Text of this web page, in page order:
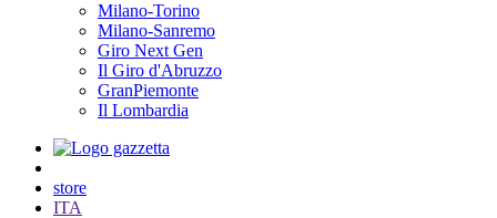
Milano-Torino
Milano-Sanremo
Giro Next Gen
Il Giro d'Abruzzo
GranPiemonte
Il Lombardia
store
ITA